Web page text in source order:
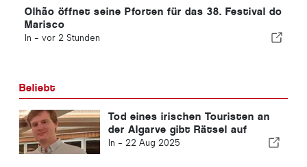
Olhão öffnet seine Pforten für das 38. Festival do
Marisco
In - vor 2 Stunden
Beliebt
Tod eines irischen Touristen an
der Algarve gibt Rätsel auf
In - 22 Aug 2025